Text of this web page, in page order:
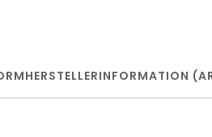
HERSTELLERINFORMATION